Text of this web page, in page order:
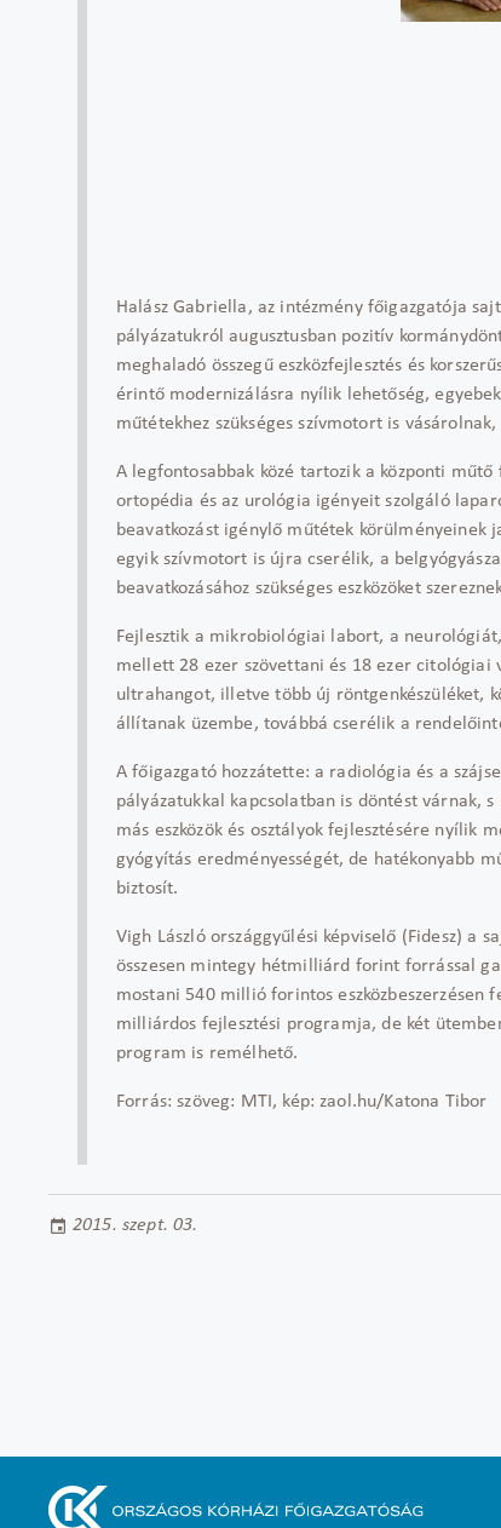
Halász Gabriella, az intézmény főigazgatója
pályázatukról augusztusban pozitív
meghaladó összegű eszközfejlesztés és
érintő modernizálásra nyílik lehetőség,
műtétekhez szükséges szívmotort is
A legfontosabbak közé tartozik a központi műtő
ortopédia és az urológia igényeit szolgáló
beavatkozást igénylő műtétek
egyik szívmotort is újra cserélik, a
beavatkozásához szükséges eszközöket
Fejlesztik a mikrobiológiai labort, a
mellett 28 ezer szövettani és 18 ezer citológiai
ultrahangot, illetve több új röntgenkészüléket,
állítanak üzembe, továbbá cserélik a
A főigazgató hozzátette: a radiológia és a
pályázatukkal kapcsolatban is döntést várnak,
más eszközök és osztályok fejlesztésére nyílik
gyógyítás eredményességét, de hatékonyabb
biztosít.
Vigh László országgyűlési képviselő (Fidesz) a
összesen mintegy hétmilliárd forint forrással
mostani 540 millió forintos eszközbeszerzésen
milliárdos fejlesztési programja, de két
program is remélhető.
Forrás: szöveg: MTI, kép: zaol.hu/Katona Tibor
2015. szept. 03.